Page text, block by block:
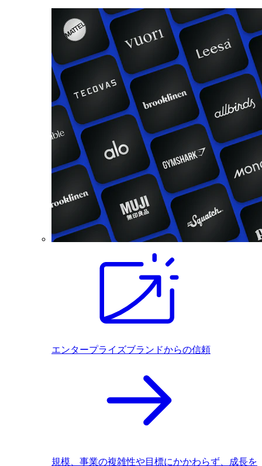
エンタープライズブランドからの信頼
規模、事業の複雑性や目標にかかわらず、成長を